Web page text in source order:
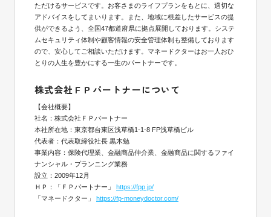
ただけるサービスです。お客さまのライフプランをもとに、適切な
アドバイスをしてまいります。また、地域に根差したサービスの提
供ができるよう、全国47都道府県に拠点展開しております。システ
ムセキュリティ体制や顧客情報の安全管理体制も整備しております
ので、安心してご相談いただけます。マネードクターはお一人おひ
とりの人生を豊かにする一生のパートナーです。
株式会社ＦＰパートナーについて
【会社概要】
社名：株式会社ＦＰパートナー
本社所在地：東京都台東区浅草橋1-1-8 FP浅草橋ビル
代表者：代表取締役社長 黒木勉
事業内容：保険代理業、金融商品仲介業、金融商品に関するファイ
ナンシャル・プランニング業務
設立：2009年12月
ＨＰ：「ＦＰパートナー」 https://fpp.jp/
「マネードクター」 https://fp-moneydoctor.com/